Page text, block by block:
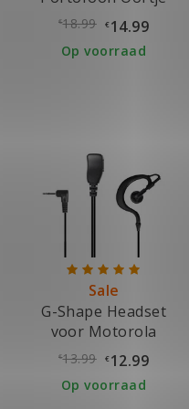
TLKR Serie
€18.99 €14.99
Op voorraad
Sale
G-Shape Headset
voor Motorola
TLKR
€13.99 €12.99
Op voorraad